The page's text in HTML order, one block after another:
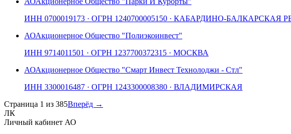
ИНН 0700019173 · ОГРН 1240700005150 · КАБАРДИНО-БАЛКАРСКАЯ
АОАкционерное Общество "Полиэкоинвест"
ИНН 9714011501 · ОГРН 1237700372315 · МОСКВА
АОАкционерное Общество "Смарт Инвест Технолоджи - Стл"
ИНН 3300016487 · ОГРН 1243300008380 · ВЛАДИМИРСКАЯ
Страница 1 из 385Вперёд →
ЛК
Личный кабинет АО